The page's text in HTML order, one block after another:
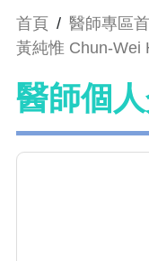
首頁 / 醫師專區
黃純惟 Chun-Wei
醫師個